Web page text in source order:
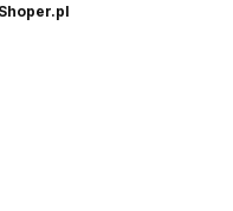
Shoper.pl